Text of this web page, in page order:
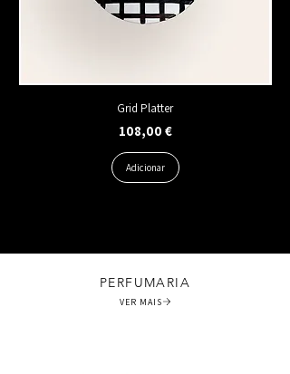
Grid Platter
Preço
108,00 €
Adicionar
PERFUMARIA
VER MAIS